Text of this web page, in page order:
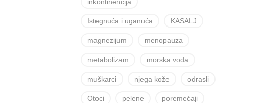
Istegnuća i uganuća KASALJ
magnezijum menopauza
metabolizam morska voda
muškarci njega kože odrasli
Otoci pelene poremećaji